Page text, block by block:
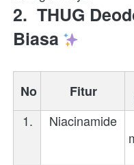
2. THUG
Biasa
No Fitur
1.
Niacinamide